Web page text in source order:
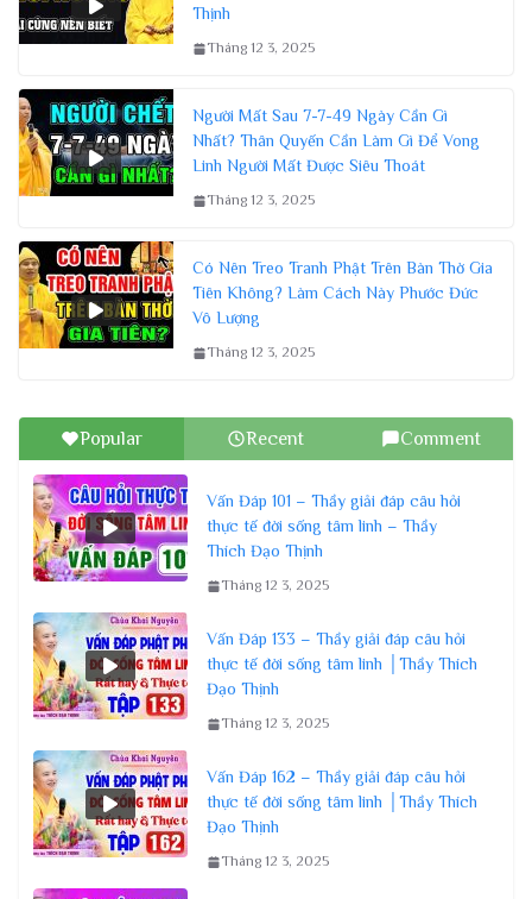
Thịnh
Tháng 12 3, 2025
Người Mất Sau 7-7-49 Ngày Cần Gì
Nhất? Thân Quyến Cần Làm Gì Để Vong
Linh Người Mất Được Siêu Thoát
Tháng 12 3, 2025
Có Nên Treo Tranh Phật Trên Bàn Thờ Gia
Tiên Không? Làm Cách Này Phước Đức
Vô Lượng
Tháng 12 3, 2025
Popular Recent Comment
Vấn Đáp 101 – Thầy giải đáp câu hỏi
thực tế đời sống tâm linh – Thầy
Thích Đạo Thịnh
Tháng 12 3, 2025
Vấn Đáp 133 – Thầy giải đáp câu hỏi
thực tế đời sống tâm linh │Thầy Thích
Đạo Thịnh
Tháng 12 3, 2025
Vấn Đáp 162 – Thầy giải đáp câu hỏi
thực tế đời sống tâm linh │Thầy Thích
Đạo Thịnh
Tháng 12 3, 2025